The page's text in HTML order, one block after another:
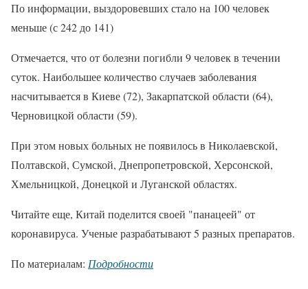
По информации, выздоровевших стало на 100 человек
меньше (с 242 до 141)
Отмечается, что от болезни погибли 9 человек в течении
суток. Наибольшее количество случаев заболевания
насчитывается в Киеве (72), Закарпатской области (64),
Черновицкой области (59).
При этом новых больных не появилось в Николаевской,
Полтавской, Сумской, Днепропетровской, Херсонской,
Хмельницкой, Донецкой и Луганской областях.
Читайте еще, Китай поделится своей "панацеей" от
коронавируса. Ученые разрабатывают 5 разных препаратов.
По материалам: Подробности